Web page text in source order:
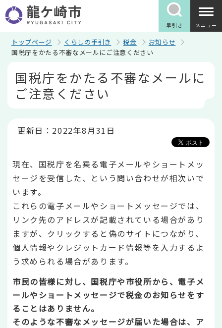
の
ペ
早引き メニュー
トップページ くらしの手引き 税金
お知らせ
国税庁をかたる不審なメールにご注意ください
国税庁をかたる不審なメールに
ご注意ください
更新日：2022年8月31日
現在、国税庁を名乗る電子メールやショートメッ
セージを受信した、という問い合わせが相次いで
います。
これらの電子メールやショートメッセージでは、
リンク先のアドレスが記載されている場合があり
ますが、クリックすると偽のサイトにつながり、
個人情報やクレジットカード情報等を入力するよ
う求められる場合があります。
市民の皆様に対し、国税庁や市役所から、電子メ
ールやショートメッセージで税金のお知らせをす
ることはありません。
そのような不審なメッセージが届いた場合は、ア